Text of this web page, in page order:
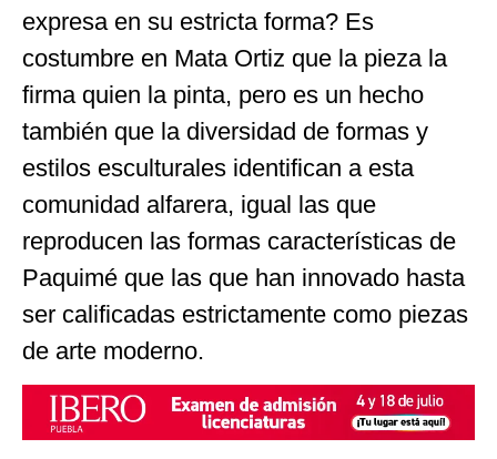
expresa en su estricta forma? Es
costumbre en Mata Ortiz que la pieza la
firma quien la pinta, pero es un hecho
también que la diversidad de formas y
estilos esculturales identifican a esta
comunidad alfarera, igual las que
reproducen las formas características de
Paquimé que las que han innovado hasta
ser calificadas estrictamente como piezas
de arte moderno.